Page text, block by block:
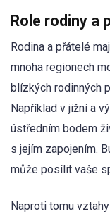
Role rodiny a
Rodina a přátelé
mnoha regionech
blízkých rodinných
Například v jižní a
ústředním bodem
s jejím zapojením.
může posílit vaše
Naproti tomu